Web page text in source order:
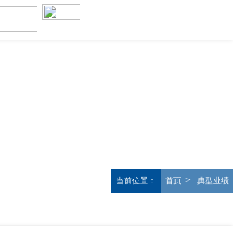
当前位置： 首页 > 典型业绩